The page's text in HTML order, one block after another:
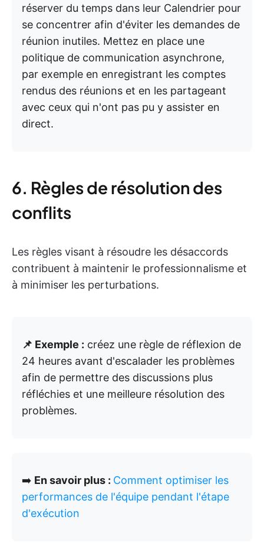
réserver du temps dans leur Calendrier pour
se concentrer afin d'éviter les demandes de
réunion inutiles. Mettez en place une
politique de communication asynchrone,
par exemple en enregistrant les comptes
rendus des réunions et en les partageant
avec ceux qui n'ont pas pu y assister en
direct.
6. Règles de résolution des
conflits
Les règles visant à résoudre les désaccords
contribuent à maintenir le professionnalisme et
à minimiser les perturbations.
📌 Exemple : créez une règle de réflexion de
24 heures avant d'escalader les problèmes
afin de permettre des discussions plus
réfléchies et une meilleure résolution des
problèmes.
➡️ En savoir plus : Comment optimiser les
performances de l'équipe pendant l'étape
d'exécution